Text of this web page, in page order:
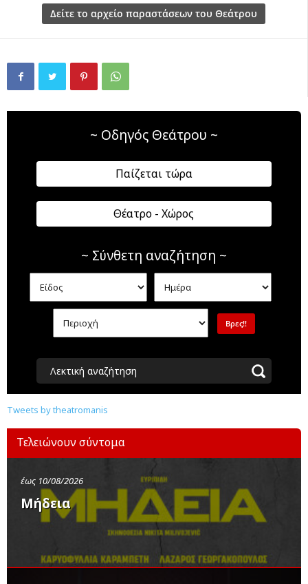
~ Οδηγός Θεάτρου ~
Παίζεται τώρα
Θέατρο - Χώρος
~ Σύνθετη αναζήτηση ~
Λεκτική αναζήτηση
Tweets by theatromanis
Τελειώνουν σύντομα
έως 10/08/2026
Μήδεια